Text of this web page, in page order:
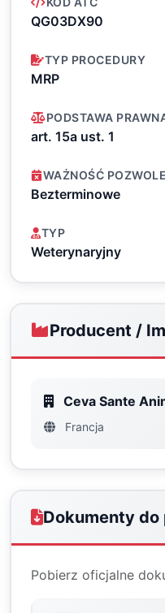
QG03DX90
TYP PROCEDURY
MRP
PODSTAWA
art. 15a ust. 1
WAŻNOŚĆ
Bezterminowe
TYP
Weterynaryjny
Producent /
Ceva Sante
Francja
Dokumenty do
Pobierz oficjalne